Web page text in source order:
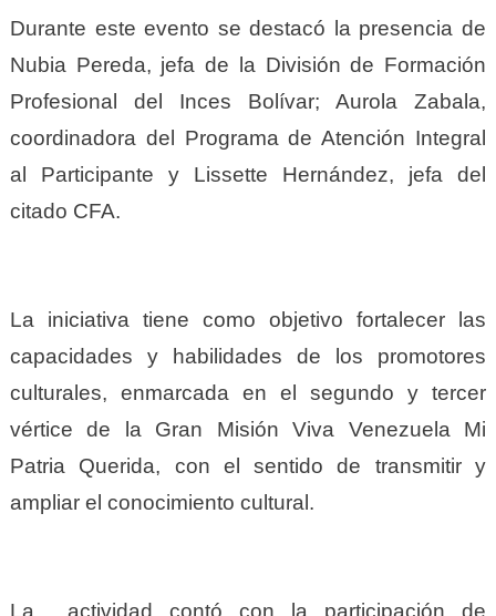
Durante este evento se destacó la presencia de
Nubia Pereda, jefa de la División de Formación
Profesional del Inces Bolívar; Aurola Zabala,
coordinadora del Programa de Atención Integral
al Participante y Lissette Hernández, jefa del
citado CFA.
La iniciativa tiene como objetivo fortalecer las
capacidades y habilidades de los promotores
culturales, enmarcada en el segundo y tercer
vértice de la Gran Misión Viva Venezuela Mi
Patria Querida, con el sentido de transmitir y
ampliar el conocimiento cultural.
La actividad contó con la participación de